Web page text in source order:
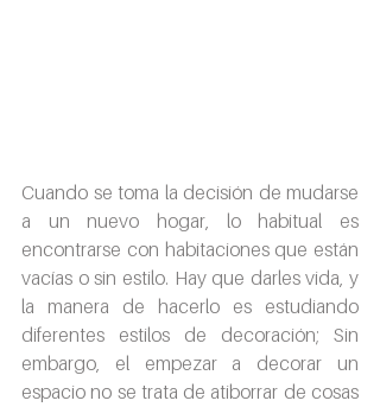
Cuando se toma la decisión de mudarse
a un nuevo hogar, lo habitual es
encontrarse con habitaciones que están
vacías o sin estilo. Hay que darles vida, y
la manera de hacerlo es estudiando
diferentes estilos de decoración; Sin
embargo, el empezar a decorar un
espacio no se trata de atiborrar de cosas